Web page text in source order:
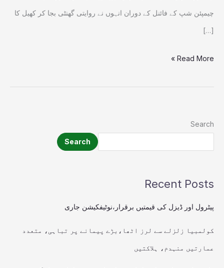
چیمپئن شپ کے فائنل کے دوران انہوں نے روایتی گھنٹی بجا کر کھیل کا
[…]
Read More »
Search
Search
Recent Posts
پیٹرول اور ڈیزل کی قیمتیں برقرار،نوٹیفکیشن جاری
کولمبیا زلزلے سے لرز اٹھا،بڑے پیمانے پر تباہی، متعدد
عمارتیں منہدم، ہلاکتیں